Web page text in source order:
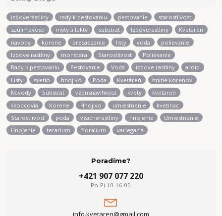
izboverastliny rady k pestovaniu pestovanie
starostlivost
zaujimavosti
myty a fakty substrat Izboverastliny
Kvetaren
navody
korene presadzanie listy voda
polievanie
Izbove rastliny
monstera Starostlivost
Polievanie
Rady k pestovaniu
Pestovanie Voda izbove rastliny
aroid
Listy
svetlo hnojivo Poda Kvetáreň
hnitie korenov
Navody
Substrat vzdusnavlhkost kvety
kvetaren
skodcovia
Korene Hnojivo umiestnenie
kvetinac
Starostlivosť
poda vzacnerastliny hnojenie
Umiestnenie
Hnojenie
terarium floralium variegacia
Poradíme?
+421 907 077 220
Po-Pi 10-16:00
info.kvetaren@gmail.com